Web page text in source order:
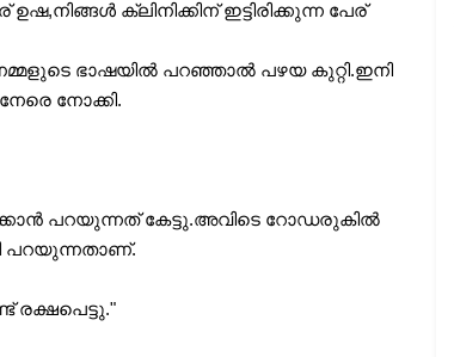
ക്ലിനിക്കിന് ഇട്ടിരിക്കുന്ന പേര്
ഭാഷയിൽ പറഞ്ഞാൽ പഴയ കുറ്റി.ഇനി
നോക്കി.
പറയുന്നത് കേട്ടു.അവിടെ റോഡരുകിൽ
പറയുന്നതാണ്.
രക്ഷപെട്ടു."